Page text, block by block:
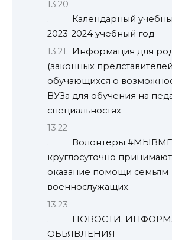
Календарный
2023-2024 учебный год
Информация для
(законных
обучающихся о
ВУЗа для обучения на
специальностях
Волонтеры
круглосуточно
оказание помощи семьям
военнослужащих.
НОВОСТИ.
ОБЪЯВЛЕНИЯ